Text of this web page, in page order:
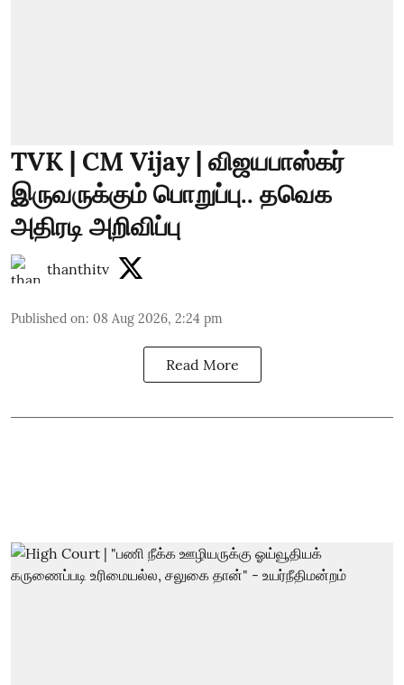
TVK | CM Vijay | விஜயபாஸ்கர்
இருவருக்கும் பொறுப்பு.. தவெக
அதிரடி அறிவிப்பு
thanthitv
Published on: 08 Aug 2026, 2:24 pm
Read More